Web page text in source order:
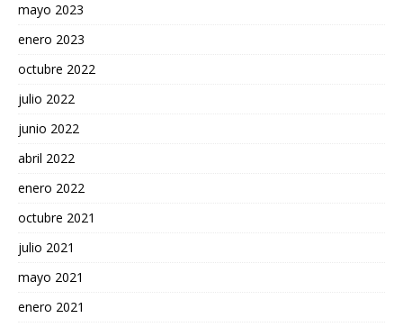
mayo 2023
enero 2023
octubre 2022
julio 2022
junio 2022
abril 2022
enero 2022
octubre 2021
julio 2021
mayo 2021
enero 2021